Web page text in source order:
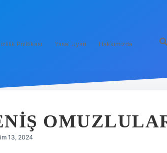
Politikası Yasal Uyarı Hakkımızda
13, 2024